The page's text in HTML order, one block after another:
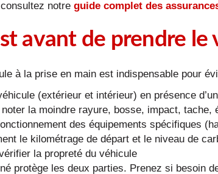
notre guide complet des
avant de prendre le
à la prise en main est indispensable pour
(extérieur et intérieur) en présence
la moindre rayure, bosse, impact,
des équipements spécifiques
le kilométrage de départ et le niveau de
la propreté du véhicule
protège les deux parties. Prenez si besoin